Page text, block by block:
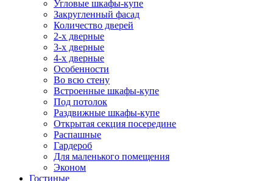
Угловые шкафы-купе
Закругленный фасад
Количество дверей
2-х дверные
3-х дверные
4-х дверные
Особенности
Во всю стену
Встроенные шкафы-купе
Под потолок
Раздвижные шкафы-купе
Открытая секция посередине
Распашные
Гардероб
Для маленького помещения
Эконом
Гостиные